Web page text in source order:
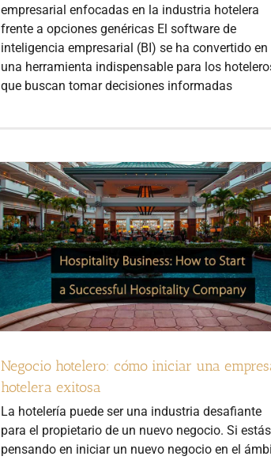
empresarial enfocadas en la industria hotelera
frente a opciones genéricas El software de
inteligencia empresarial (BI) se ha convertido en
una herramienta indispensable para los
que buscan tomar decisiones informadas
Negocio hotelero: cómo iniciar una
hotelera exitosa
La hotelería puede ser una industria desafiante
para el propietario de un nuevo negocio. Si estás
pensando en iniciar un nuevo negocio en el